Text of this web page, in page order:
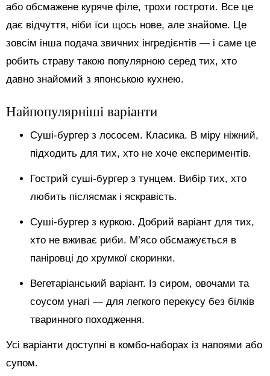
або обсмажене куряче філе, трохи гостроти. Все це
дає відчуття, ніби їси щось нове, але знайоме. Це
зовсім інша подача звичних інгредієнтів — і саме це
робить страву такою популярною серед тих, хто
давно знайомий з японською кухнею.
Найпопулярніші варіанти
Суші-бургер з лососем. Класика. В міру ніжний,
підходить для тих, хто не хоче експериментів.
Гострий суші-бургер з тунцем. Вибір тих, хто
любить післясмак і яскравість.
Суші-бургер з куркою. Добрий варіант для тих,
хто не вживає риби. М’ясо обсмажується в
паніровці до хрумкої скоринки.
Вегетаріанський варіант. Із сиром, овочами та
соусом унагі — для легкого перекусу без білків
тваринного походження.
Усі варіанти доступні в комбо-наборах із напоями або
супом.